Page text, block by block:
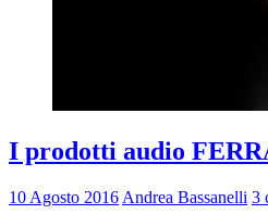
I prodotti audio
10 Agosto 2016 Andrea Bassanelli 3